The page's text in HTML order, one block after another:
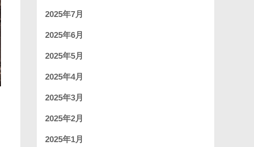
2025年7月
2025年6月
2025年5月
2025年4月
2025年3月
2025年2月
2025年1月